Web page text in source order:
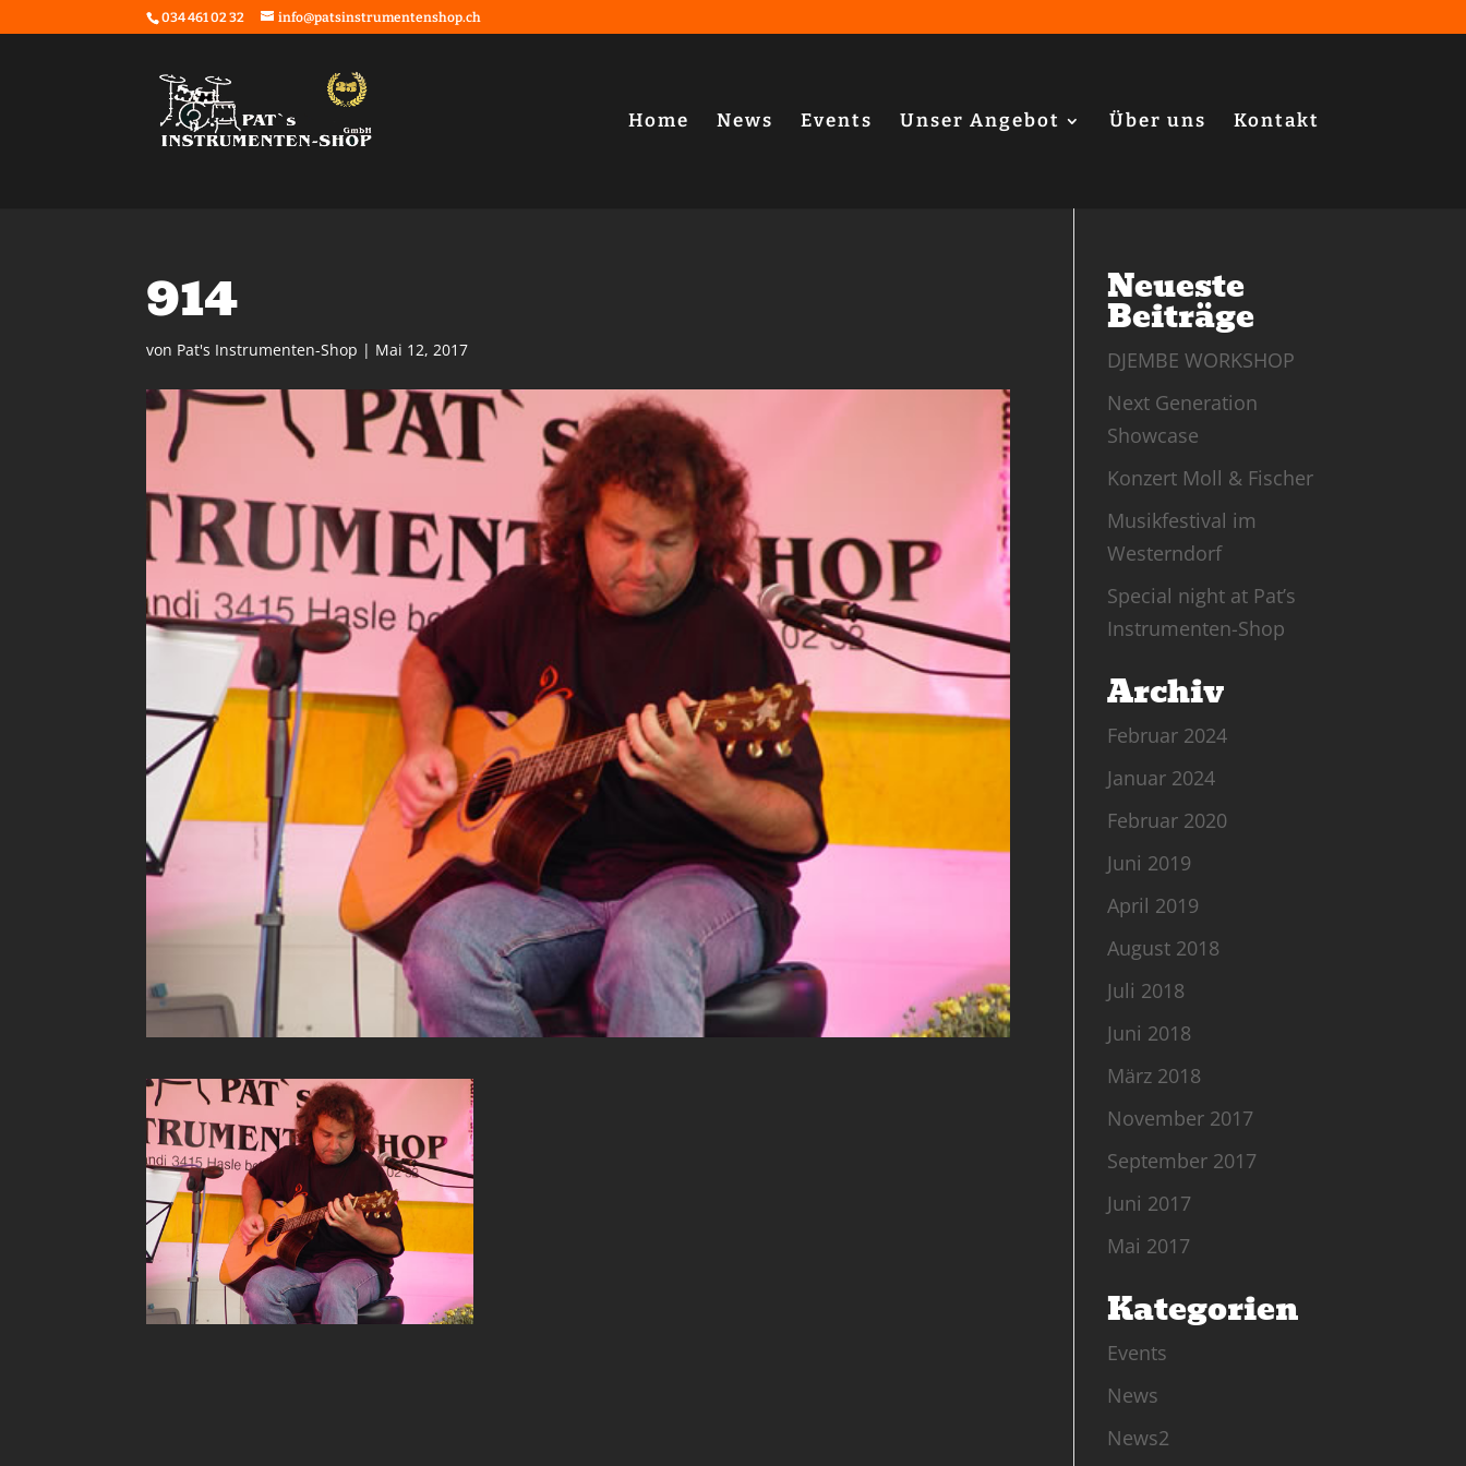
034 461 02 32 info@patsinstrumentenshop.ch
Home News Events Unser Angebot Über uns Kontakt
914
von Pat's Instrumenten-Shop | Mai 12, 2017
Neueste
Beiträge
DJEMBE WORKSHOP
Next Generation
Showcase
Konzert Moll & Fischer
Musikfestival im
Westerndorf
Special night at Pat’s
Instrumenten-Shop
Archiv
Februar 2024
Januar 2024
Februar 2020
Juni 2019
April 2019
August 2018
Juli 2018
Juni 2018
März 2018
November 2017
September 2017
Juni 2017
Mai 2017
Kategorien
Events
News
News2